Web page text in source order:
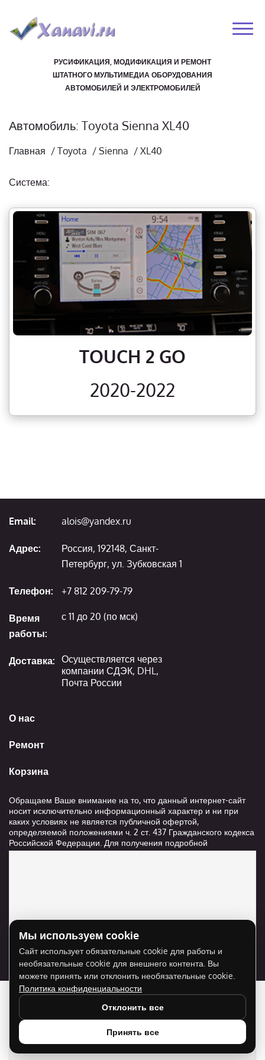
РУСИФИКАЦИЯ, МОДИФИКАЦИЯ И РЕМОНТ
ШТАТНОГО МУЛЬТИМЕДИА ОБОРУДОВАНИЯ
АВТОМОБИЛЕЙ И ЭЛЕКТРОМОБИЛЕЙ
Автомобиль: Toyota Sienna XL40
Главная / Toyota / Sienna / XL40
Система:
TOUCH 2 GO
2020-2022
О нас
Ремонт
Корзина
Email: alois@yandex.ru
Адрес:
Россия, 192148, Санкт-
Петербург, ул. Зубковская 1
Телефон: +7 812 209-79-79
Время
работы:
с 11 до 20 (по мск)
Доставка: Осуществляется через
компании СДЭК, DHL,
Почта России
Обращаем Ваше внимание на то, что данный интернет-сайт
носит исключительно информационный характер и ни при
каких условиях не является публичной офертой,
определяемой положениями ч. 2 ст. 437 Гражданского кодекса
Российской Федерации. Для получения подробной
информации о стоимости и сроках выполнения услуг,
Для отображения карты нужно разрешить
использование cookie для внешнего контента.
Разрешить cookie
Мы используем cookie
Сайт использует обязательные cookie для работы и
необязательные cookie для внешнего контента. Вы
можете принять или отклонить необязательные cookie.
Политика конфиденциальности
Отклонить все
Принять все